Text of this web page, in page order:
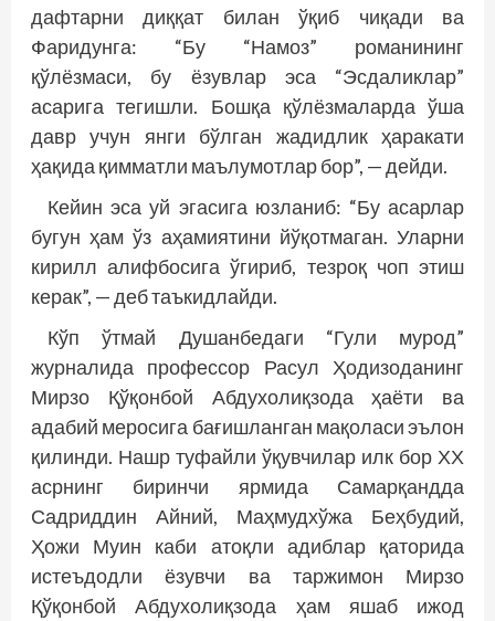
дафтарни диққат билан ўқиб чиқади ва
Фаридунга: “Бу “Намоз” романининг
қўлёзмаси, бу ёзувлар эса “Эсдалик­лар”
асарига тегишли. Бошқа қўлёзмаларда ўша
давр учун янги бўлган жадидлик ҳаракати
ҳақида қимматли маълумотлар бор”, — дейди.
Кейин эса уй эгасига юзланиб: “Бу асарлар
бугун ҳам ўз аҳамиятини йўқотмаган. Уларни
кирилл алифбосига ўгириб, тезроқ чоп этиш
керак”, — деб таъкидлайди.
Кўп ўтмай Душанбедаги “Гули мурод”
журналида профессор Расул Ҳодизоданинг
Мирзо Қўқонбой Абдухолиқзода ҳаёти ва
адабий меросига бағишланган мақоласи эълон
қилинди. Нашр туфайли ўқувчилар илк бор ХХ
асрнинг биринчи ярмида Самарқандда
Садриддин Айний, Маҳмудхўжа Беҳбудий,
Ҳожи Муин каби атоқли адиблар қаторида
истеъдодли ёзувчи ва таржимон Мирзо
Қўқонбой Абдухолиқзода ҳам яшаб ижод